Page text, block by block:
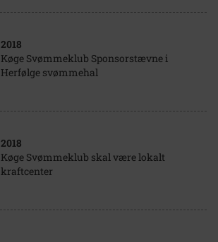
2018
Køge Svømmeklub Sponsorstævne i
Herfølge svømmehal
2018
Køge Svømmeklub skal være lokalt
kraftcenter